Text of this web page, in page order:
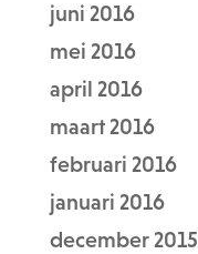
juni 2016
mei 2016
april 2016
maart 2016
februari 2016
januari 2016
december 2015